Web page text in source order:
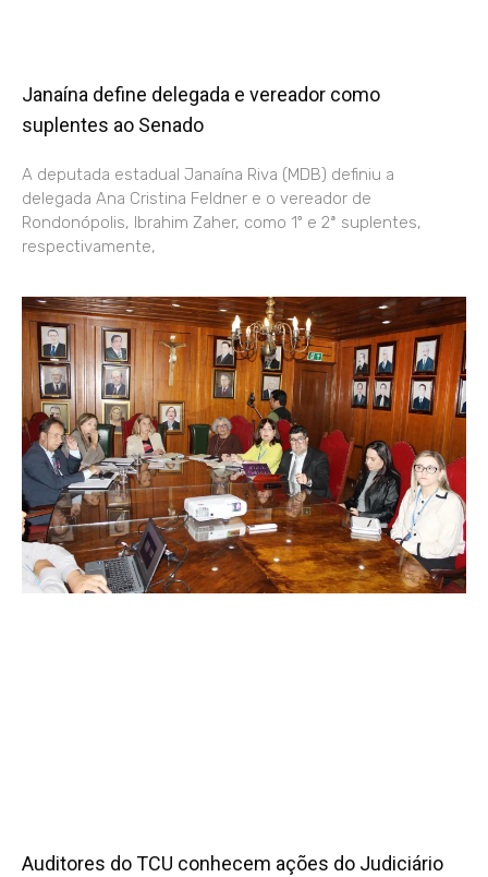
Janaína define delegada e vereador como
suplentes ao Senado
A deputada estadual Janaína Riva (MDB) definiu a
delegada Ana Cristina Feldner e o vereador de
Rondonópolis, Ibrahim Zaher, como 1º e 2ª suplentes,
respectivamente,
Auditores do TCU conhecem ações do Judiciário